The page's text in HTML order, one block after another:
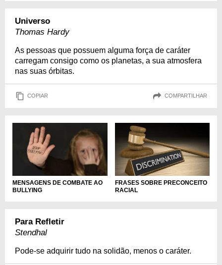
Universo
Thomas Hardy
As pessoas que possuem alguma força de caráter
carregam consigo como os planetas, a sua atmosfera
nas suas órbitas.
COPIAR COMPARTILHAR
MENSAGENS DE COMBATE AO
BULLYING
FRASES SOBRE PRECONCEITO
RACIAL
Para Refletir
Stendhal
Pode-se adquirir tudo na solidão, menos o caráter.